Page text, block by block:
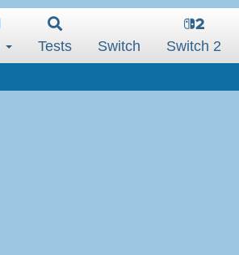
Tests Switch Switch 2